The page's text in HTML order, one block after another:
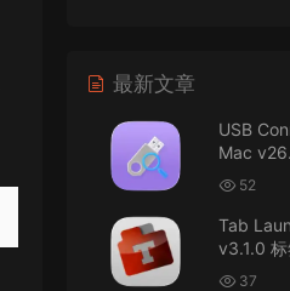
AIO = All In One，一站式整
来源：
DaVinci Resolve
v21.0.3 AIO 达芬奇世界顶级调
Mac长存
最新文章
USB
Mac
息 52
Tab
v3.1.0
37